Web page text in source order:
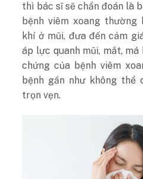
thì bác sĩ sẽ chẩn đoán là
bệnh viêm xoang
khí ở mũi, đưa đến cảm
áp lực quanh mũi, mắt,
chứng của bệnh viêm
bệnh gần như không thể
trọn vẹn.